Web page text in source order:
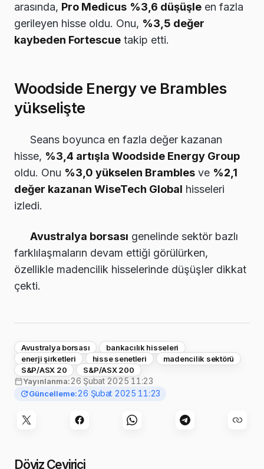
arasında, Pro Medicus %3,6 düşüşle en fazla
gerileyen hisse oldu. Onu, %3,5 değer
kaybeden Fortescue takip etti.
Woodside Energy ve Brambles
yükselişte
Seans boyunca en fazla değer kazanan
hisse, %3,4 artışla Woodside Energy Group
oldu. Onu %3,0 yükselen Brambles ve %2,1
değer kazanan WiseTech Global hisseleri
izledi.
Avustralya borsası genelinde sektör bazlı
farklılaşmaların devam ettiği görülürken,
özellikle madencilik hisselerinde düşüşler dikkat
çekti.
Avustralya borsası
bankacılık hisseleri
enerji şirketleri
hisse senetleri
madencilik sektörü
S&P/ASX 20
S&P/ASX 200
Yayınlanma:26 Şubat 2025 11:23
Güncelleme:26 Şubat 2025 11:23
Döviz Çevirici